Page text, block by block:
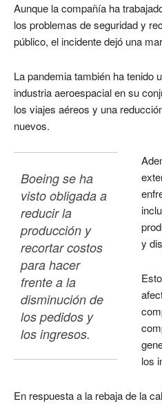
Aunque la compañía ha
los problemas de seguridad y
público, el incidente dejó una
La pandemia también ha tenido
industria aeroespacial en su
los viajes aéreos y una
nuevos.
Boeing se ha
visto obligada a
reducir la
producción y
recortar costos
para hacer
frente a la
disminución de
los pedidos y
los ingresos.
y
los
En respuesta a la rebaja de la